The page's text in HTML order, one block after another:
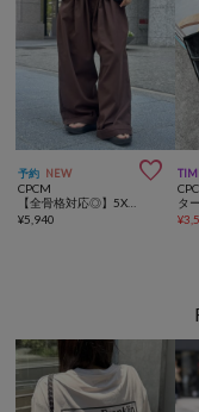
予約 NEW 
CPCM
¥5,940
¥